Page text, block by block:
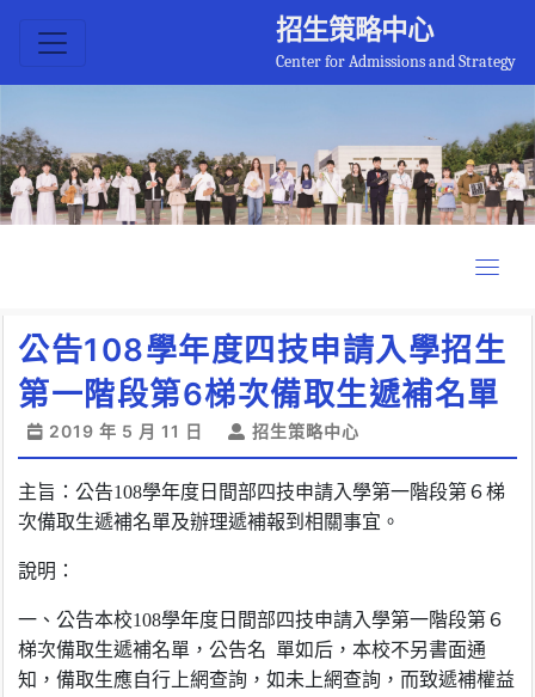
招生策略中心
Center for Admissions and Strategy
公告108學年度四技申請入學招生
第一階段第6梯次備取生遞補名單
2019 年 5 月 11 日 招生策略中心
主旨：公告108學年度日間部四技申請入學第一階段第６梯
次備取生遞補名單及辦理遞補報到 相關事宜 。
說明：
一、公告本校108學年度日間部四技申請入學第一階段第６
梯次備取生遞補名單，公告名 單如后，本校不另書面通
知，備取生應自行上網查詢，如未上網查詢，而致遞補權益